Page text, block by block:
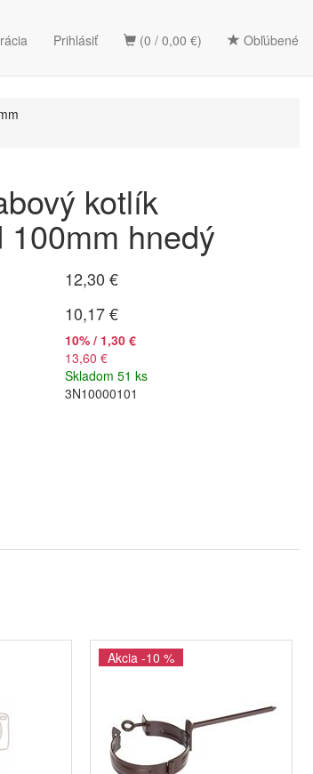
(0 / 0,00 €) Obľúbené
Prihlásiť
kotlík
hnedý
12,30 €
10,17 €
10% / 1,30 €
13,60 €
Skladom 51 ks
3N10000101
Akcia -10 %